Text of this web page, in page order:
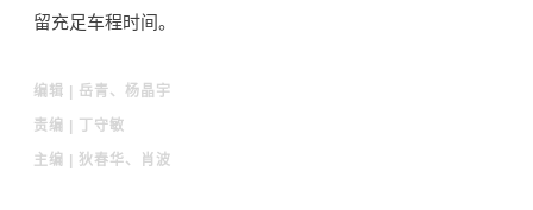
留充足车程时间。
编辑 | 岳青、杨晶宇
责编 | 丁守敏
主编 | 狄春华、肖波